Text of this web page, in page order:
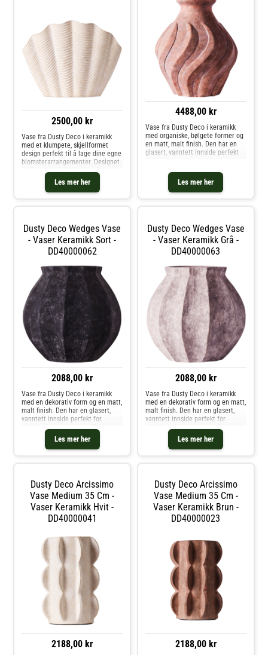
2500,00 kr
Les mer her
Vase fra Dusty Deco i keramikk
med et klumpete, skjellformet
design perfekt til å lage dine egne
blomsterarrangementer. Designet
av Edin & Lina Kjellvertz. Om
vasen fra Dusty Deco- Velg
mellom ulike farger og størrelser.-
Hver artikkel er unik og kan
Royal Design.
4488,00 kr
Les mer her
Vase fra Dusty Deco i keramikk
med organiske, bølgete former og
en matt, malt finish. Den har en
glasert, vanntett innside perfekt
Om vasen fra Dusty Deco- Finnes i
forskjellige varianter.- Vanntett
innside.- Designet av Edin & Lina
Dusty Deco Wedges Vase
- Vaser Keramikk Sort -
DD40000062
2088,00 kr
Les mer her
Vase fra Dusty Deco i keramikk
med en dekorativ form og en matt,
malt finish. Den har en glasert,
vanntett innside perfekt for
av Edin & Lina Kjellvertz. Om
vasen fra Dusty Deco- Vanntett
innside.- Designet av Edin & Lina
Dusty Deco Wedges Vase
- Vaser Keramikk Grå -
DD40000063
2088,00 kr
Les mer her
Vase fra Dusty Deco i keramikk
med en dekorativ form og en matt,
malt finish. Den har en glasert,
vanntett innside perfekt for
av Edin & Lina Kjellvertz. Om
vasen fra Dusty Deco- Vanntett
innside.- Designet av Edin & Lina
Dusty Deco Arcissimo
Vase Medium 35 Cm -
Vaser Keramikk Hvit -
DD40000041
2188,00 kr
Dusty Deco Arcissimo
Vase Medium 35 Cm -
Vaser Keramikk Brun -
DD40000023
2188,00 kr